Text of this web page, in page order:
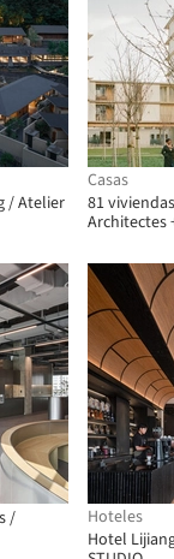
/ Atelier
Casas
81
Architectes
/
Hoteles
Hotel